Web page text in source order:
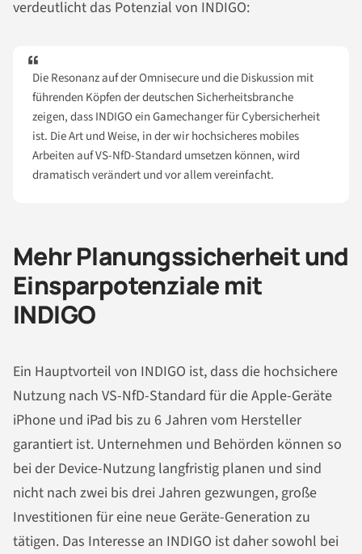
verdeutlicht das Potenzial von INDIGO:
Die Resonanz auf der Omnisecure und die Diskussion mit
führenden Köpfen der deutschen Sicherheitsbranche
zeigen, dass INDIGO ein Gamechanger für Cybersicherheit
ist. Die Art und Weise, in der wir hochsicheres mobiles
Arbeiten auf VS-NfD-Standard umsetzen können, wird
dramatisch verändert und vor allem vereinfacht.
Mehr Planungssicherheit und
Einsparpotenziale mit
INDIGO
Ein Hauptvorteil von INDIGO ist, dass die hochsichere
Nutzung nach VS-NfD-Standard für die Apple-Geräte
iPhone und iPad bis zu 6 Jahren vom Hersteller
garantiert ist. Unternehmen und Behörden können so
bei der Device-Nutzung langfristig planen und sind
nicht nach zwei bis drei Jahren gezwungen, große
Investitionen für eine neue Geräte-Generation zu
tätigen. Das Interesse an INDIGO ist daher sowohl bei